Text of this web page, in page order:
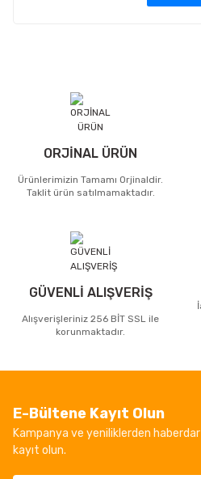
ORJİNAL ÜRÜN
Ürünlerimizin Tamamı Orjinaldir.
Taklit ürün satılmamaktadır.
GÜVENLİ ALIŞVERİŞ
Alışverişleriniz 256 BİT SSL ile
korunmaktadır.
E-Bültene Kayıt Olun
Kampanya ve yeniliklerden
kayıt olun.